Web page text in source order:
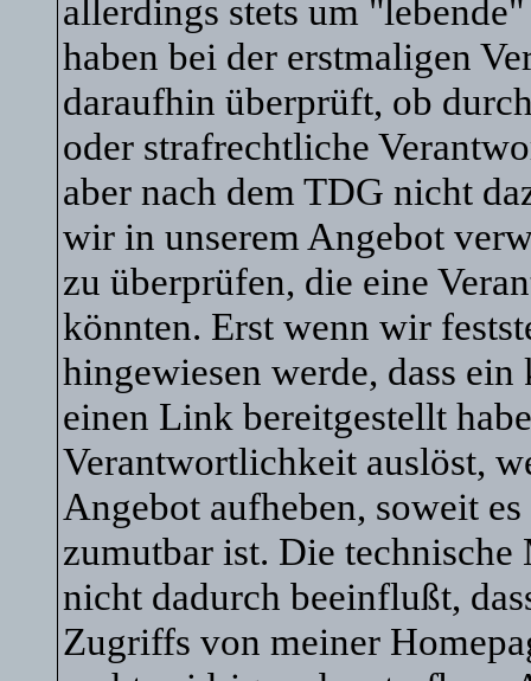
allerdings stets um
haben bei der erstmaligen
daraufhin überprüft, ob
oder strafrechtliche
aber nach dem TDG nicht
wir in unserem Angebot
zu überprüfen, die eine
könnten. Erst wenn wir
hingewiesen werde, dass
einen Link bereitgestellt
Verantwortlichkeit auslöst,
Angebot aufheben, soweit
zumutbar ist. Die
nicht dadurch beeinflußt,
Zugriffs von meiner